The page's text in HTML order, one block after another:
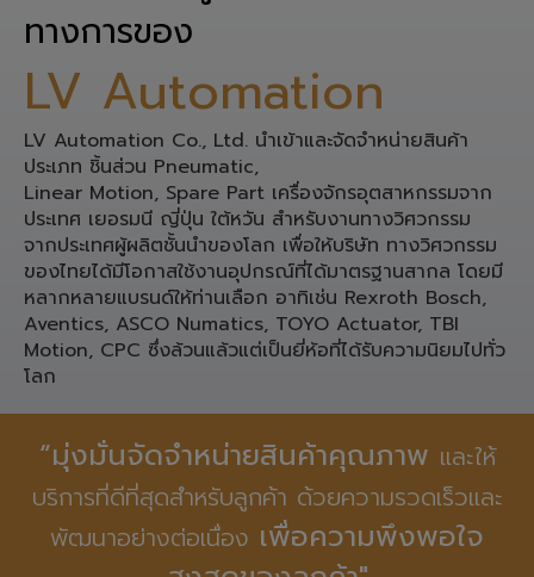
LV Automation
LV Automation Co., Ltd. นำเข้าและจัดจำหน่ายสินค้า
ประเภท ชิ้นส่วน Pneumatic,
Linear Motion, Spare Part เครื่องจักรอุตสาหกรรมจาก
ประเทศ เยอรมนี ญี่ปุ่น ใต้หวัน สำหรับงานทางวิศวกรรม
จากประเทศผู้ผลิตชั้นนำของโลก เพื่อให้บริษัท ทางวิศวกรรม
ของไทยได้มีโอกาสใช้งานอุปกรณ์ที่ได้มาตรฐานสากล โดยมี
หลากหลายแบรนด์ให้ท่านเลือก อาทิเช่น Rexroth Bosch,
Aventics, ASCO Numatics, TOYO Actuator, TBI
Motion, CPC ซึ่งล้วนแล้วแต่เป็นยี่ห้อที่ได้รับความนิยมไปทั่ว
โลก
“มุ่งมั่นจัดจำหน่ายสินค้าคุณภาพ
บริการที่ดีที่สุดสำหรับลูกค้า ด้วยความรวดเร็วและ
พัฒนาอย่างต่อเนื่องเพื่อความพึงพอใจ
สูงสุดของลูกค้า"